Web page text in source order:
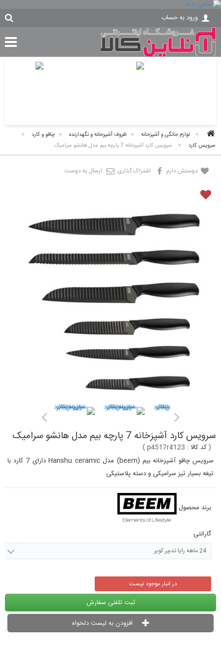
ورود به حساب
> لوازم خانگی و آشپزخانه > ظروف آشپزخانه و نگهدارنده > چاقو و کارد
>
سرویس کارد
> سرویس کارد آشپزخانه 7 پارچه بیم مدل هانشو سرامیک
دوستش دارم اشتراک گذاری ارسال به دوست
سرویس کارد آشپزخانه 7 پارچه بیم مدل هانشو سرامیک
(کد کالا : p4517r4123
)
سرویس چاقو آشپزخانه بیم (beem) مدل Hanshu ceramic دارای 7 کارد با
تیغه بسیار تیز سرامیکی و دسته پلاستیکی
برند محصول
گارانتی
24 ماهه رایا تدبیر کویر
در انبار موجود نیست
ثبت تلفنی سفارش
افزودن به لیست دلخواه